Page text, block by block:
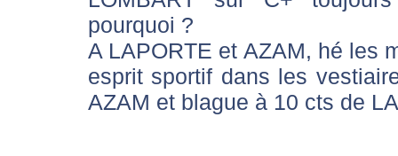
pourquoi ?
A LAPORTE et AZAM, hé les
esprit sportif dans les
AZAM et blague à 10 cts de